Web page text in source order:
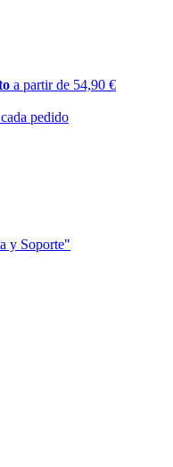
a partir de 54,90 €
pedido
y Soporte"